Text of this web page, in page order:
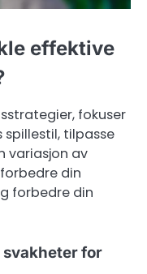
effektive
fokuser
tilpasse
variasjon av
din
forbedre din
for